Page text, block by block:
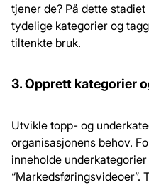
tjener de? På dette
tydelige kategorier og
tiltenkte bruk.
3. Opprett kategorier
Utvikle topp- og
organisasjonens behov.
inneholde
“Markedsføringsvideoer”.